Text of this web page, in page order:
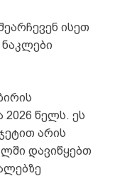
ისეთ
წელს. ეს
არის
დავიწყებთ